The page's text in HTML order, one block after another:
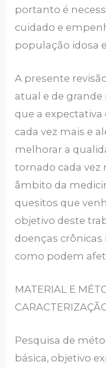
portanto é
cuidado e
população idosa
A presente
atual e de grande
que a
cada vez mais e
melhorar a
tornado cada vez
âmbito da
quesitos que
objetivo deste
doenças
como podem
MATERIAL E
Pesquisa de
básica, objetivo